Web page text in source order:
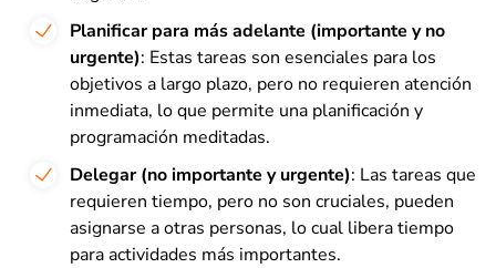
Planificar para más adelante (importante y no
urgente): Estas tareas son esenciales para los
objetivos a largo plazo, pero no requieren atención
inmediata, lo que permite una planificación y
programación meditadas.
Delegar (no importante y urgente): Las tareas que
requieren tiempo, pero no son cruciales, pueden
asignarse a otras personas, lo cual libera tiempo
para actividades más importantes.